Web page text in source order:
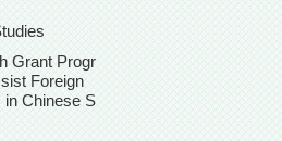
Grant Progr
Foreign
in Chinese S